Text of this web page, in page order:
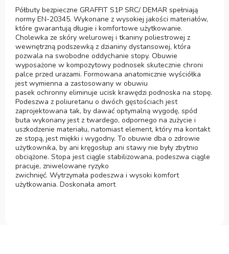
Półbuty bezpieczne GRAFFIT S1P SRC/ DEMAR spełniają
normy EN-20345. Wykonane z wysokiej jakości materiałów,
które gwarantują długie i komfortowe użytkowanie.
Cholewka ze skóry welurowej i tkaniny poliestrowej z
wewnętrzną podszewką z dzianiny dystansowej, która
pozwala na swobodne oddychanie stopy. Obuwie
wyposażone w kompozytowy podnosek skutecznie chroni
palce przed urazami. Formowana anatomicznie wyściółka
jest wymienna a zastosowany w obuwiu
pasek ochronny eliminuje ucisk krawędzi podnoska na stopę.
Podeszwa z poliuretanu o dwóch gęstościach jest
zaprojektowana tak, by dawać optymalną wygodę, spód
buta wykonany jest z twardego, odpornego na zużycie i
uszkodzenie materiału, natomiast element, który ma kontakt
ze stopą, jest miękki i wygodny. To obuwie dba o zdrowie
użytkownika, by ani kręgosłup ani stawy nie były zbytnio
obciążone. Stopa jest ciągle stabilizowana, podeszwa ciągle
pracuje, zniwelowane ryzyko
zwichnięć. Wytrzymała podeszwa i wysoki komfort
użytkowania. Doskonała amort